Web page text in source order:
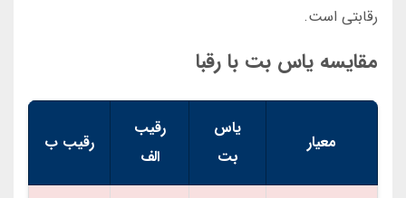
رقابتی است.
مقایسه یاس بت با رقبا
معیار
یاس
بت
رقیب
الف
رقیب ب